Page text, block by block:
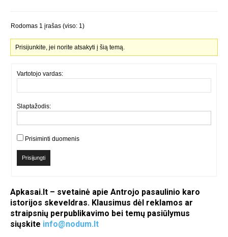
Rodomas 1 įrašas (viso: 1)
Prisijunkite, jei norite atsakyti į šią temą.
Vartotojo vardas:
Slaptažodis:
Prisiminti duomenis
Prisijungti
Apkasai.lt – svetainė apie Antrojo pasaulinio karo
istorijos skeveldras. Klausimus dėl reklamos ar
straipsnių perpublikavimo bei temų pasiūlymus
siųskite info@nodum.lt